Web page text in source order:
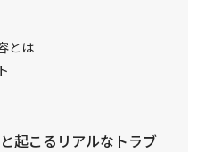
とは
起こるリアルなトラブ